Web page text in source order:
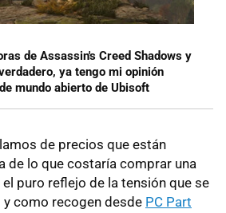
de Assassin's Creed Shadows y
ya tengo mi opinión
mundo abierto de Ubisoft
de precios que están
de lo que costaría comprar una
puro reflejo de la tensión que se
y como recogen desde PC Part